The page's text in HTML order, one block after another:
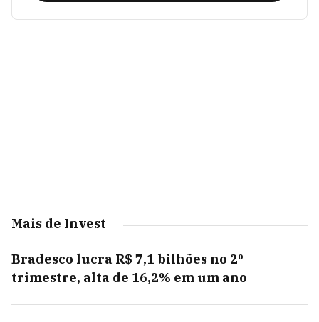
Mais de Invest
Bradesco lucra R$ 7,1 bilhões no 2º
trimestre, alta de 16,2% em um ano